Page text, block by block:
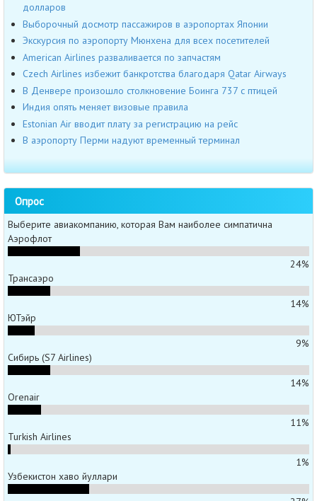
долларов
Выборочный досмотр пассажиров в аэропортах Японии
Экскурсия по аэропорту Мюнхена для всех посетителей
American Airlines разваливается по запчастям
Czech Airlines избежит банкротства благодаря Qatar Airways
В Денвере произошло столкновение Боинга 737 с птицей
Индия опять меняет визовые правила
Estonian Air вводит плату за регистрацию на рейс
В аэропорту Перми надуют временный терминал
Опрос
Выберите авиакомпанию, которая Вам наиболее симпатична
Аэрофлот
24%
Трансаэро
14%
ЮТэйр
9%
Сибирь (S7 Airlines)
14%
Orenair
11%
Turkish Airlines
1%
Узбекистон хаво йуллари